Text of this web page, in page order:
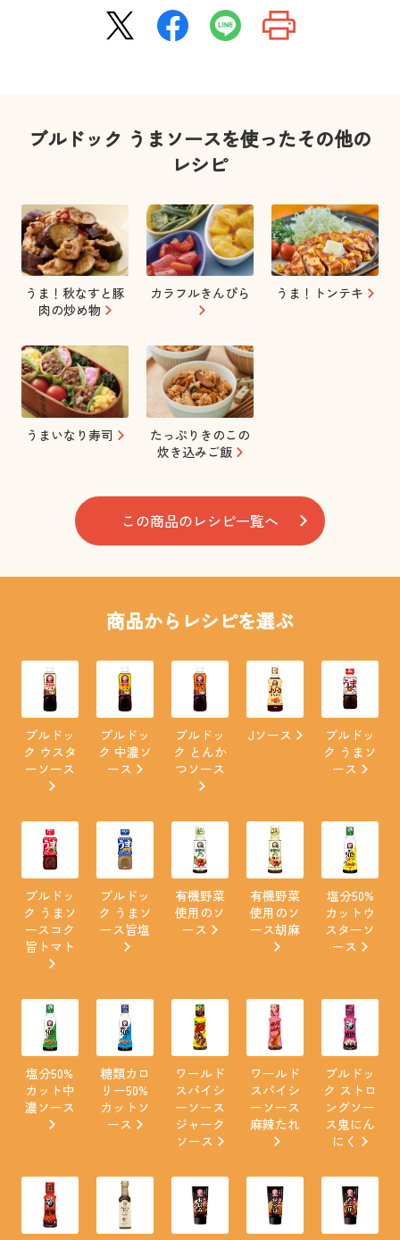
ブルドック うまソースを使ったその他の
レシピ
うま！秋なすと豚
肉の炒め物
カラフルきんぴら うま！トンテキ
うまいなり寿司
たっぷりきのこの
炊き込みご飯
この商品のレシピ一覧へ
商品からレシピを選ぶ
ブルドッ
ク ウスタ
ーソース
ブルドッ
ク 中濃ソ
ース
ブルドッ
ク とんか
つソース
Jソース
ブルドッ
ク うまソ
ース
ブルドッ
ク うまソ
ースコク
旨トマト
ブルドッ
ク うまソ
ース旨塩
有機野菜
使用のソ
ース
有機野菜
使用のソ
ース胡麻
塩分50%
カットウ
スターソ
ース
塩分50%
カット中
濃ソース
糖類カロ
リー50%
カットソ
ース
ワールド
スパイシ
ーソース
ジャーク
ソース
ワールド
スパイシ
ーソース
麻辣たれ
ブルドッ
ク ストロ
ングソー
ス鬼にん
にく